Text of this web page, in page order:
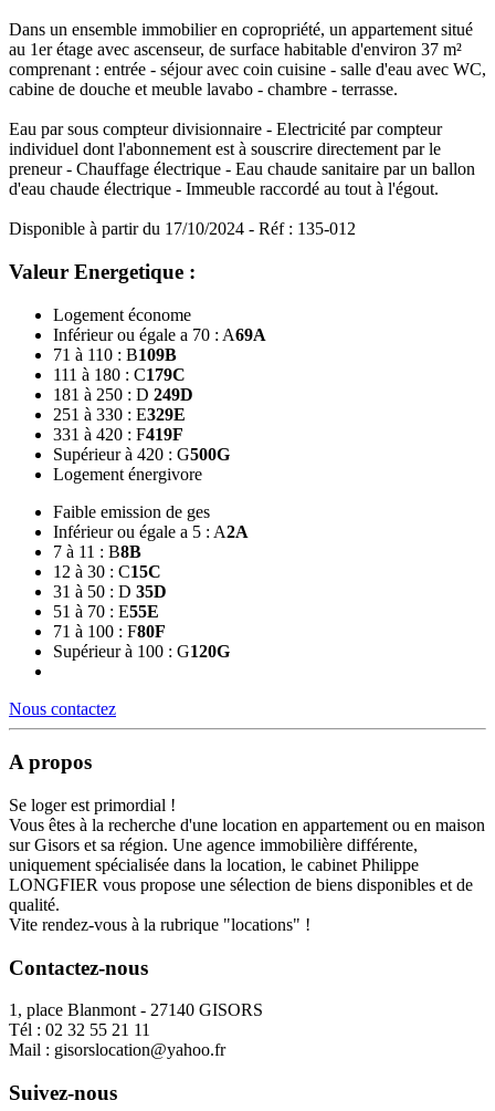
Dans un ensemble immobilier en copropriété, un appartement situé
au 1er étage avec ascenseur, de surface habitable d'environ 37 m²
comprenant : entrée - séjour avec coin cuisine - salle d'eau avec WC,
cabine de douche et meuble lavabo - chambre - terrasse.
Eau par sous compteur divisionnaire - Electricité par compteur
individuel dont l'abonnement est à souscrire directement par le
preneur - Chauffage électrique - Eau chaude sanitaire par un ballon
d'eau chaude électrique - Immeuble raccordé au tout à l'égout.
Disponible à partir du 17/10/2024 - Réf : 135-012
Valeur Energetique :
Logement économe
Inférieur ou égale a 70 : A69A
71 à 110 : B109B
111 à 180 : C179C
181 à 250 : D 249D
251 à 330 : E329E
331 à 420 : F419F
Supérieur à 420 : G500G
Logement énergivore
Faible emission de ges
Inférieur ou égale a 5 : A2A
7 à 11 : B8B
12 à 30 : C15C
31 à 50 : D 35D
51 à 70 : E55E
71 à 100 : F80F
Supérieur à 100 : G120G
Nous contactez
A propos
Se loger est primordial !
Vous êtes à la recherche d'une location en appartement ou en maison
sur Gisors et sa région. Une agence immobilière différente,
uniquement spécialisée dans la location, le cabinet Philippe
LONGFIER vous propose une sélection de biens disponibles et de
qualité.
Vite rendez-vous à la rubrique "locations" !
Contactez-nous
1, place Blanmont - 27140 GISORS
Tél : 02 32 55 21 11
Mail : gisorslocation@yahoo.fr
Suivez-nous